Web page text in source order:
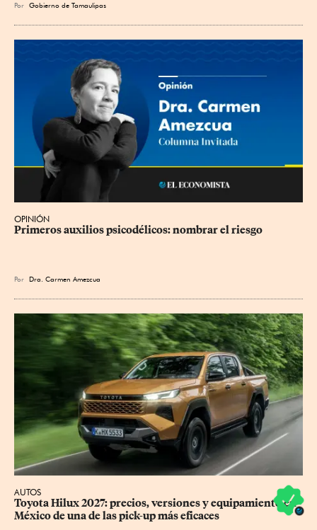
Por Gobierno de Tamaulipas
OPINIÓN
Primeros auxilios psicodélicos: nombrar el riesgo
Por Dra. Carmen Amezcua
AUTOS
Toyota Hilux 2027: precios, versiones y equipamiento en
México de una de las pick-up más eficaces